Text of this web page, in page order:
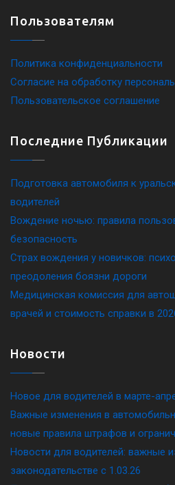
Пользователям
Политика конфиденциальности
Согласие на обработку
Пользовательское соглашение
Последние Публикации
Подготовка автомобиля к
водителей
Вождение ночью: правила
безопасность
Страх вождения у новичков:
преодоления боязни дороги
Медицинская комиссия для
врачей и стоимость справки в
Новости
Новое для водителей в марте-
Важные изменения в
новые правила штрафов и
Новости для водителей: важные
законодательстве c 1.03.26